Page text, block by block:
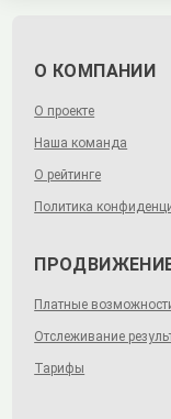
О КОМПАНИИ
О проекте
Наша команда
О рейтинге
Политика
Платные
Отслеживание
Тарифы